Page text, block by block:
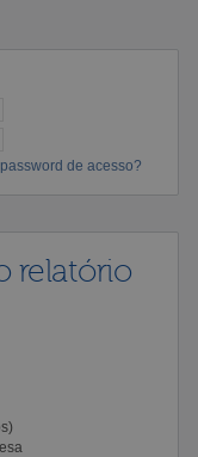
de acesso?
relatório